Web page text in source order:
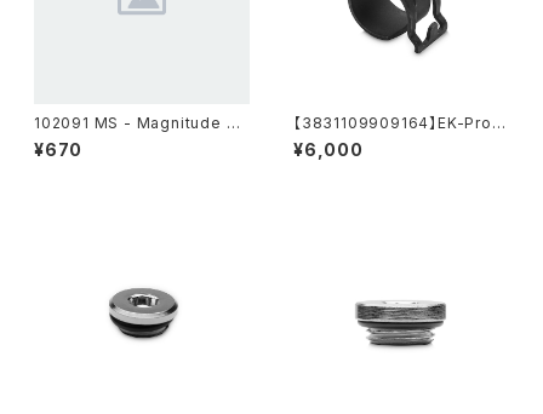
102091 MS - Magnitude Sc
rew M3x9 (Black Chrome)
¥670
【3831109909164】EK-Pro C
lamp 10/17 - 20 pack
¥6,000